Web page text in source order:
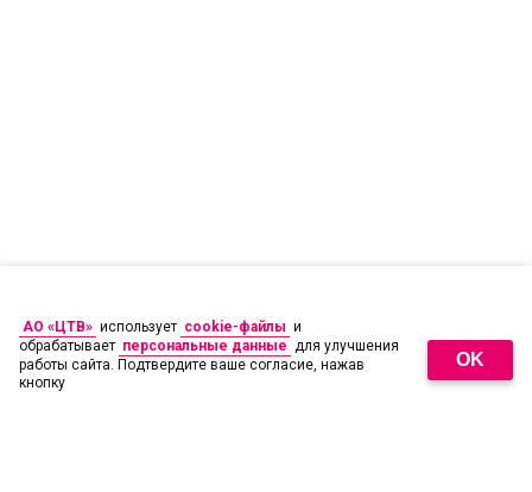
АО «ЦТВ» использует cookie-файлы и
обрабатывает персональные данные для улучшения
работы сайта. Подтвердите ваше согласие, нажав
кнопку
OK